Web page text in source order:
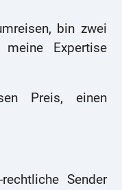
bin zwei
Expertise
Preis, einen
Sender